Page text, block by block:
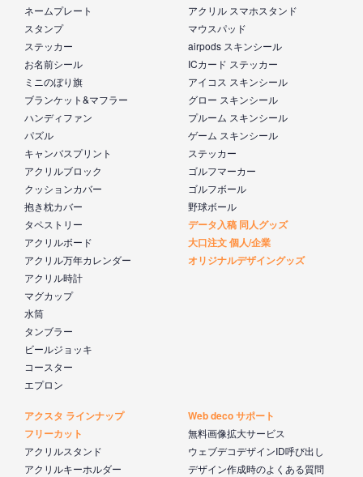
ネームプレート
スタンプ
ステッカー
お名前シール
ミニのぼり旗
ブランケット&マフラー
ハンディファン
パズル
キャンバスプリント
アクリルブロック
クッションカバー
抱き枕カバー
タペストリー
アクリルボード
アクリル万年カレンダー
アクリル時計
マグカップ
水筒
タンブラー
ビールジョッキ
コースター
エプロン
アクリル スマホスタンド
マウスパッド
airpods スキンシール
ICカード ステッカー
アイコス スキンシール
グロー スキンシール
プルーム スキンシール
ゲーム スキンシール
ステッカー
ゴルフマーカー
ゴルフボール
野球ボール
データ入稿 同人グッズ
大口注文 個人/企業
オリジナルデザイングッズ
アクスタ ラインナップ
フリーカット
アクリルスタンド
アクリルキーホルダー
Web deco サポート
無料画像拡大サービス
ウェブデコデザインID呼び出し
デザイン作成時のよくある質問